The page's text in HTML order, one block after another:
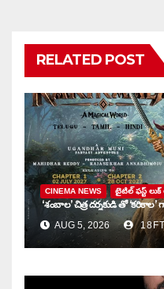
RELATED POST
CINEMA NEWS టైటిల్ ఫస్ట్
‘శంబాల’ చిత్ర దర్శకుడి తో
AUG 5, 2026